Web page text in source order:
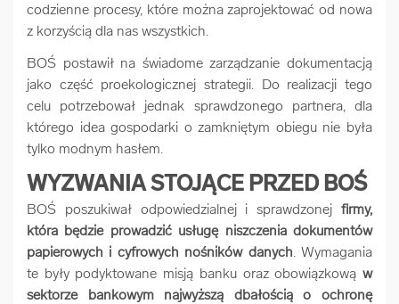
codzienne procesy, które można zaprojektować od nowa
z korzyścią dla nas wszystkich.
BOŚ postawił na świadome zarządzanie dokumentacją
jako część proekologicznej strategii. Do realizacji tego
celu potrzebował jednak sprawdzonego partnera, dla
którego idea gospodarki o zamkniętym obiegu nie była
tylko modnym hasłem.
WYZWANIA STOJĄCE PRZED BOŚ
BOŚ poszukiwał odpowiedzialnej i sprawdzonej firmy,
która będzie prowadzić usługę niszczenia dokumentów
papierowych i cyfrowych nośników danych. Wymagania
te były podyktowane misją banku oraz obowiązkową w
sektorze bankowym najwyższą dbałością o ochronę